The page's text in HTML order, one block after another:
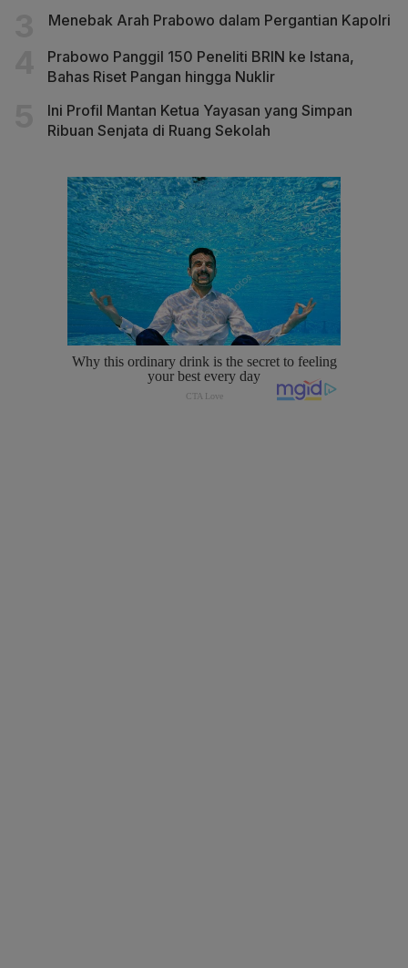
Menebak Arah Prabowo dalam Pergantian Kapolri
Prabowo Panggil 150 Peneliti BRIN ke Istana,
Bahas Riset Pangan hingga Nuklir
Ini Profil Mantan Ketua Yayasan yang Simpan
Ribuan Senjata di Ruang Sekolah